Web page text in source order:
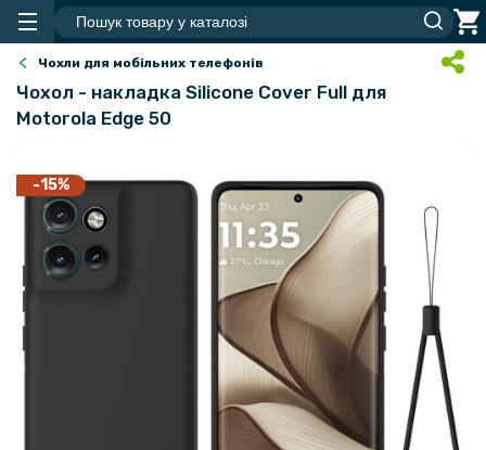
Чохли для мобільних телефонів
Чохол - накладка Silicone Cover Full для
Motorola Edge 50
-15%